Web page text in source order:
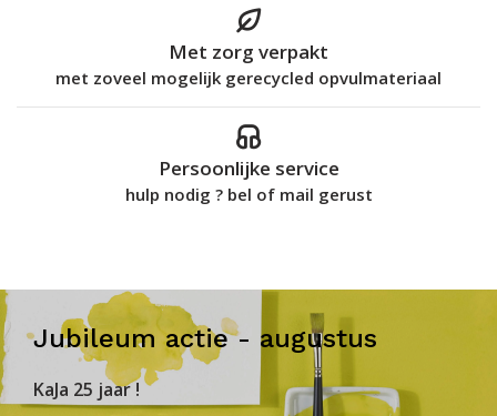
Met zorg verpakt
met zoveel mogelijk gerecycled opvulmateriaal
Persoonlijke service
hulp nodig ? bel of mail gerust
Jubileum actie - augustus
KaJa 25 jaar !